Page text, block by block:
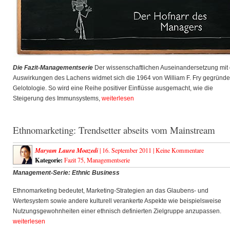
Die Fazit-Managementserie Der wissenschaftlichen Auseinandersetzung mit
Auswirkungen des Lachens widmet sich die 1964 von William F. Fry
Gelotologie. So wird eine Reihe positiver Einflüsse ausgemacht, wie die
Steigerung des Immunsystems, weiterlesen
Ethnomarketing: Trendsetter abseits vom Mainstream
Maryam Laura Moazedi| 16. September 2011 |Keine Kommentare
Kategorie: Fazit 75, Managementserie
Management-Serie: Ethnic Business
Ethnomarketing bedeutet, Marketing-Strategien an das Glaubens- und
Wertesystem sowie andere kulturell verankerte Aspekte wie beispielsweise
Nutzungsgewohnheiten einer ethnisch definierten Zielgruppe anzupassen.
weiterlesen